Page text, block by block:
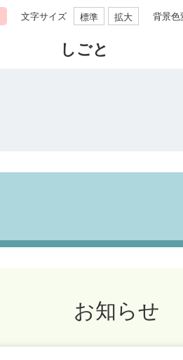
文字サイズ 標準 拡大 背景色
しごと
お知らせ